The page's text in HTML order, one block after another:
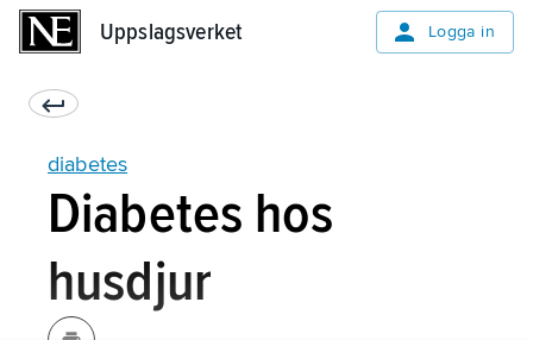
Uppslagsverket Logga in
diabetes
Diabetes hos
husdjur